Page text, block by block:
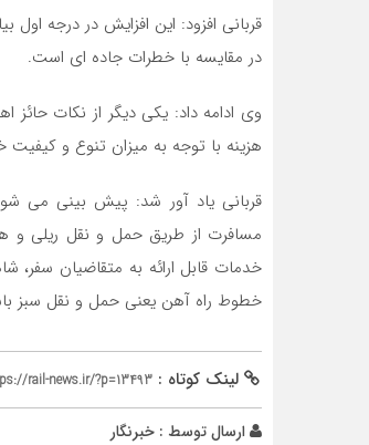
قربانی افزود: این افزایش در درجه
در مقایسه با خطرات جاده ای است.
وی ادامه داد: یکی دیگر از نکات
هزینه با توجه به میزان تنوع و
قربانی یاد آور شد: پیش بینی می
مسافرت از طریق حمل و نقل ریلی و
خدمات قابل ارائه به متقاضیان سفر،
خطوط راه آهن یعنی حمل و نقل سبز
لینک کوتاه : rail-news.ir/?p=13493
ارسال توسط : خبرنگار